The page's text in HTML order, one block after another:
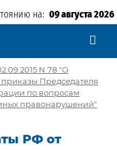
на: 09 августа 2026
N 78 "О
Председателя
по вопросам
правонарушений"
РФ от